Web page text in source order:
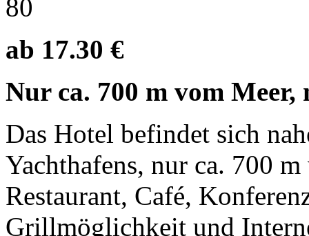
80
ab 17.30 €
Nur ca. 700 m vom
Das Hotel befindet sich
Yachthafens, nur ca. 700
Restaurant, Café,
Grillmöglichkeit und